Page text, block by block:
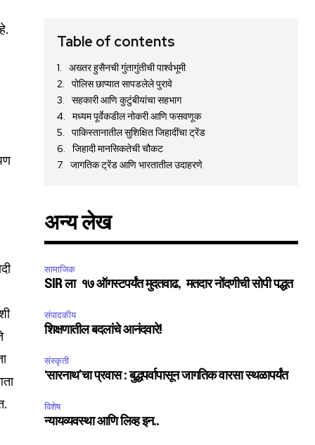
Table of contents
अख्तर हुसैनची गुंतागुंतीची पार्श्वभूमी
पोलिस छाप्यात सापडलेले पुरावे
सहकारी आणि कुटुंबीयांचा सहभाग
मध्यम पूर्वेकडील नोकरी आणि फसवणूक
पाकिस्तानातील सुशिक्षित जिहादींचा ट्रेंड
जिहादी मानसिकतेची चौकट
जागतिक ट्रेंड आणि भारतातील उदाहरणे
अन्य लेख
सामाजिक
SIR ला १७ ऑगस्टपर्यंत मुदतवाढ, मतदार नोंदणीची सोपी पद्धत
संपादकीय
शिक्षणातील बदलांचे आनंदवारे!
संस्कृती
‘सारनाथ’चा प्रवास : बुद्धपर्वापासून जागतिक वारसा स्थळापर्यंत
विशेष
न्यायव्यवस्था आणि लिव्ह इन..